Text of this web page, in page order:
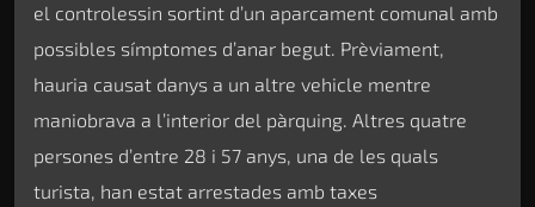
el controlessin sortint d’un aparcament comunal amb
possibles símptomes d’anar begut. Prèviament,
hauria causat danys a un altre vehicle mentre
maniobrava a l’interior del pàrquing. Altres quatre
persones d’entre 28 i 57 anys, una de les quals
turista, han estat arrestades amb taxes